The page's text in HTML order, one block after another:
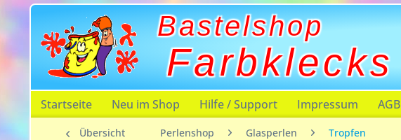
Bastelshop
Farbklecks
Startseite Neu im Shop Hilfe / Support Impressum AGB
Übersicht Perlenshop Glasperlen Tropfen